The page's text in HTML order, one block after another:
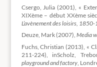
Csergo, Julia (2001), «
XIXème – début XXème
L’avènement des loisirs,
Deuze, Mark (2007), Media
Fuchs, Christian (2013), «
211-224), inScholz,
playground and factory,